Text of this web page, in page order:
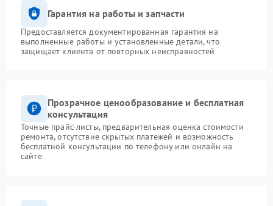
Гарантия на работы и запчасти
Предоставляется документированная гарантия на
выполненные работы и установленные детали, что
защищает клиента от повторных неисправностей
Прозрачное ценообразование и бесплатная
консультация
Точные прайс-листы, предварительная оценка стоимости
ремонта, отсутствие скрытых платежей и возможность
бесплатной консультации по телефону или онлайн на
сайте